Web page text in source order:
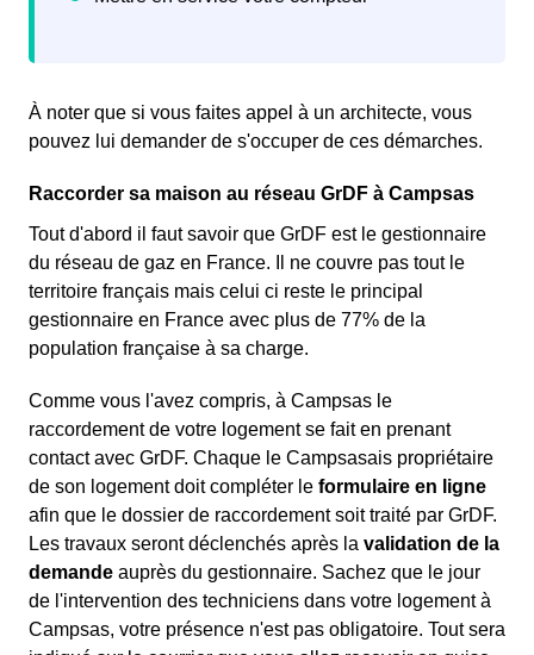
À noter que si vous faites appel à un architecte, vous
pouvez lui demander de s'occuper de ces démarches.
Raccorder sa maison au réseau GrDF à Campsas
Tout d'abord il faut savoir que GrDF est le gestionnaire
du réseau de gaz en France. Il ne couvre pas tout le
territoire français mais celui ci reste le principal
gestionnaire en France avec plus de 77% de la
population française à sa charge.
Comme vous l'avez compris, à Campsas le
raccordement de votre logement se fait en prenant
contact avec GrDF. Chaque le Campsasais propriétaire
de son logement doit compléter le formulaire en ligne
afin que le dossier de raccordement soit traité par GrDF.
Les travaux seront déclenchés après la validation de la
demande auprès du gestionnaire. Sachez que le jour
de l'intervention des techniciens dans votre logement à
Campsas, votre présence n'est pas obligatoire. Tout sera